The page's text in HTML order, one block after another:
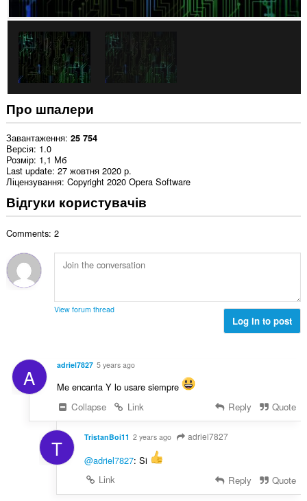
Про шпалери
Завантаження 25 754
Версія 1.0
Розмір 1,1 Мб
Last update 27 жовтня 2020 р.
Ліцензування Copyright 2020 Opera Software
Відгуки користувачів
Comments: 2
View forum thread
Log in to post
A adriel7827 5 years ago
Me encanta Y lo usare siempre
Collapse
Link Reply Quote
T TristanBoi11 2 years ago adriel7827
@adriel7827: Si
Link
Reply Quote